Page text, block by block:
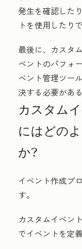
発生を確認した
トを使用したり
最後に、カスタ
ベントのパフォ
ベント管理ツー
決する必要があ
カスタム
にはどの
か?
イベント作成プ
す。
カスタムイベン
でイベントを定義